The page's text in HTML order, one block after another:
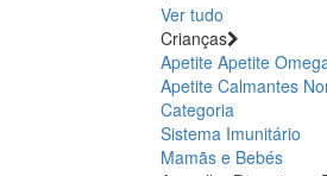
Ver tudo
Crianças
Apetite Apetite
Apetite Calmantes
Categoria
Sistema Imunitário
Mamãs e Bebés